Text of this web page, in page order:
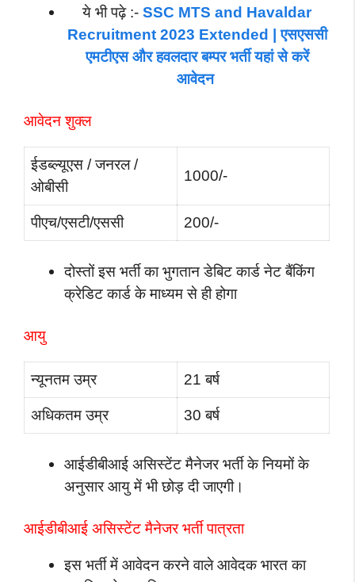
ये भी पढ़े :- SSC MTS and Havaldar
Recruitment 2023 Extended | एसएससी
एमटीएस और हवलदार बम्पर भर्ती यहां से करें
आवेदन
आवेदन शुक्ल
ईडब्ल्यूएस / जनरल /
ओबीसी
1000/-
पीएच/एसटी/एससी 200/-
दोस्तों इस भर्ती का भुगतान डेबिट कार्ड नेट बैंकिंग
क्रेडिट कार्ड के माध्यम से ही होगा
आयु
न्यूनतम उम्र 21 बर्ष
अधिकतम उम्र 30 बर्ष
आईडीबीआई असिस्टेंट मैनेजर भर्ती के नियमों के
अनुसार आयु में भी छोड़ दी जाएगी।
आईडीबीआई असिस्टेंट मैनेजर भर्ती पात्रता
इस भर्ती में आवेदन करने वाले आवेदक भारत का